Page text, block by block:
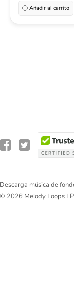
Añadir al carrito
Descarga música de
© 2026 Melody Loops LP